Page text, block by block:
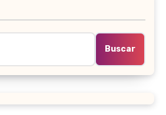
Buscar